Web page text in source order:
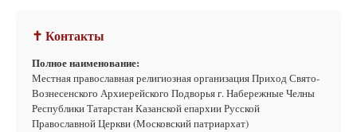
✝ Контакты
Полное наименование:
Местная православная религиозная организация Приход Свято-
Вознесенского Архиерейского Подворья г. Набережные Челны
Республики Татарстан Казанской епархии Русской
Православной Церкви (Московский патриархат)